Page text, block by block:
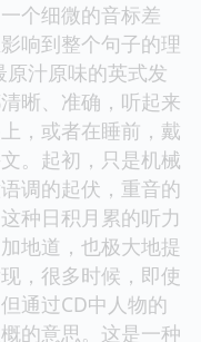
个细微的音标差
响到整个句子的理
原汁原味的英式发
晰、准确，听起来
，或者在睡前，戴
。起初，只是机械
调的起伏，重音的
种日积月累的听力
地道，也极大地提
，很多时候，即使
通过CD中人物的
的意思。这是一种